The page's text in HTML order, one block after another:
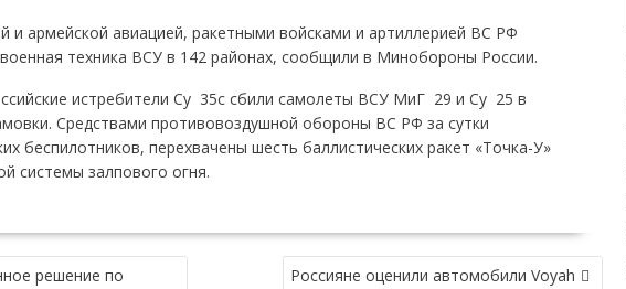
и армейской авиацией, ракетными войсками и артиллерией ВС РФ
техника ВСУ в 142 районах, сообщили в Минобороны России.
истребители Су  35с сбили самолеты ВСУ МиГ  29 и Су  25 в
Средствами противовоздушной обороны ВС РФ за сутки
беспилотников, перехвачены шесть баллистических ракет «Точка-У»
системы залпового огня.
решение по
Россияне оценили автомобили Voyah